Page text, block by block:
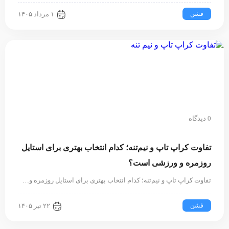
فشن ۱ مرداد ۱۴۰۵
0 دیدگاه
تفاوت کراپ تاپ و نیم‌تنه؛ کدام انتخاب بهتری برای استایل
روزمره و ورزشی است؟
تفاوت کراپ تاپ و نیم‌تنه؛ کدام انتخاب بهتری برای استایل روزمره و…
فشن ۲۲ تیر ۱۴۰۵